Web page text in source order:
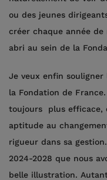
ou des jeunes
créer chaque année
abri au sein de la
Je veux enfin souligner
la Fondation de
toujours plus efficace,
aptitude au
rigueur dans sa
2024-2028 que nous
belle illustration.